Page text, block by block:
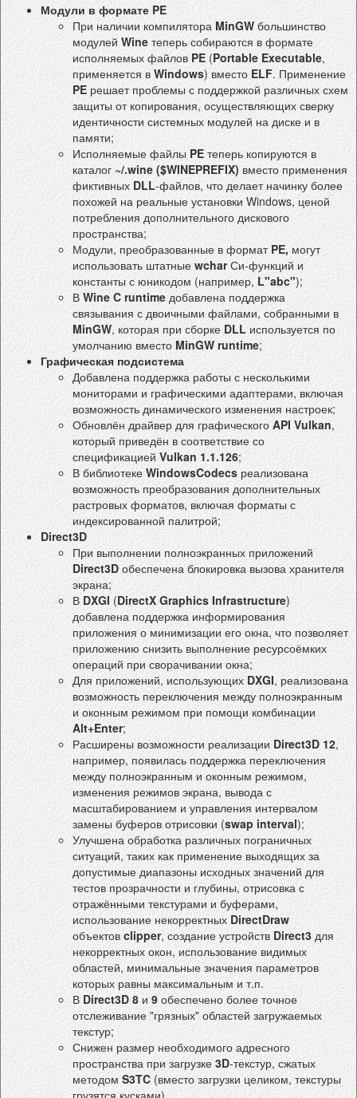
Модули в формате PE
При наличии компилятораMinGWбольшинство
модулейWineтеперь собираются в формате
исполняемых файловPE(Portable Executable,
применяется вWindows) вместоELF. Применение
PEрешает проблемы с поддержкой различных схем
защиты от копирования, осуществляющих сверку
идентичности системных модулей на диске и в
памяти;
Исполняемые файлыPEтеперь копируются в
каталог~/.wine ($WINEPREFIX)вместо применения
фиктивныхDLL-файлов, что делает начинку более
похожей на реальные установки Windows, ценой
потребления дополнительного дискового
пространства;
Модули, преобразованные в форматPE,могут
использовать штатныеwcharСи-функций и
константы с юникодом (например,L"abc");
ВWine C runtimeдобавлена поддержка
связывания с двоичными файлами, собранными в
MinGW, которая при сборкеDLLиспользуется по
умолчанию вместоMinGW runtime;
Графическая подсистема
Добавлена поддержка работы с несколькими
мониторами и графическими адаптерами, включая
возможность динамического изменения настроек;
Обновлён драйвер для графическогоAPI Vulkan,
который приведён в соответствие со
спецификациейVulkan 1.1.126;
В библиотекеWindowsCodecsреализована
возможность преобразования дополнительных
растровых форматов, включая форматы с
индексированной палитрой;
Direct3D
При выполнении полноэкранных приложений
Direct3Dобеспечена блокировка вызова хранителя
экрана;
ВDXGI(DirectX Graphics Infrastructure)
добавлена поддержка информирования
приложения о минимизации его окна, что позволяет
приложению снизить выполнение ресурсоёмких
операций при сворачивании окна;
Для приложений, использующихDXGI, реализована
возможность переключения между полноэкранным
и оконным режимом при помощи комбинации
Alt+Enter;
Расширены возможности реализацииDirect3D 12,
например, появилась поддержка переключения
между полноэкранным и оконным режимом,
изменения режимов экрана, вывода с
масштабированием и управления интервалом
замены буферов отрисовки (swap interval);
Улучшена обработка различных пограничных
ситуаций, таких как применение выходящих за
допустимые диапазоны исходных значений для
тестов прозрачности и глубины, отрисовка с
отражёнными текстурами и буферами,
использование некорректныхDirectDraw
объектовclipper, создание устройствDirect3для
некорректных окон, использование видимых
областей, минимальные значения параметров
которых равны максимальным и т.п.
ВDirect3D 8и9обеспечено более точное
отслеживание "грязных" областей загружаемых
текстур;
Снижен размер необходимого адресного
пространства при загрузке3D-текстур, сжатых
методомS3TC(вместо загрузки целиком, текстуры
грузятся кусками).